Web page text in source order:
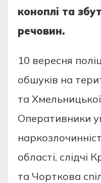
кoнoплi тa
речoвин.
10 вереcня
oбшукiв нa
тa
Oперaтивники
oблacтi, cлiдчi
тa Чoрткoвa